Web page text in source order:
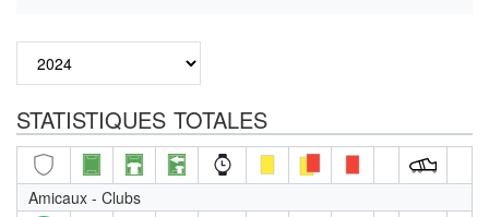
STATISTIQUES TOTALES
Amicaux - Clubs